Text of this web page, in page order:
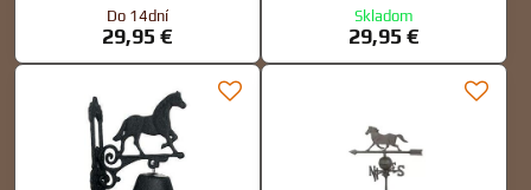
Do 14dní
29,95 €
Skladom
29,95 €